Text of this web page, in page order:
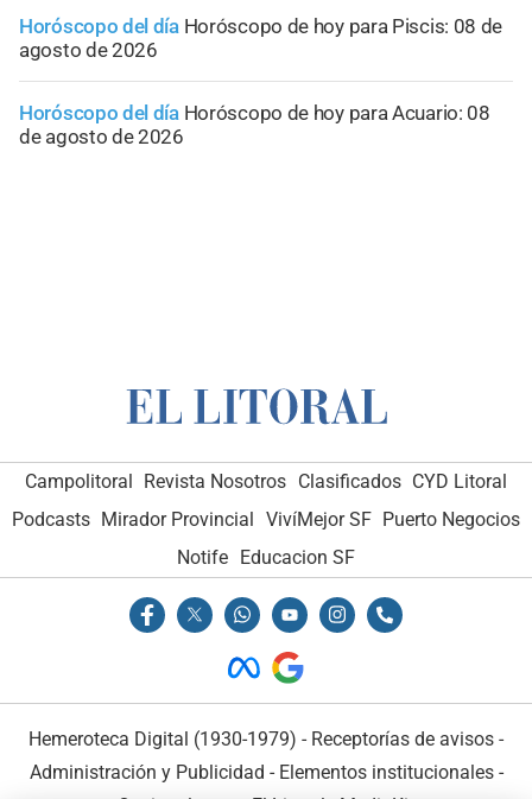
Horóscopo del día Horóscopo de hoy para Piscis: 08 de
agosto de 2026
Horóscopo del día Horóscopo de hoy para Acuario: 08
de agosto de 2026
Campolitoral Revista Nosotros Clasificados CYD Litoral
Podcasts Mirador Provincial VivíMejor SF Puerto Negocios
Notife Educacion SF
Hemeroteca Digital (1930-1979) - Receptorías de avisos -
Administración y Publicidad - Elementos institucionales-